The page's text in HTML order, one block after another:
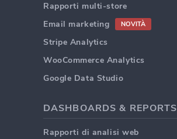
Rapporti multi-store
Email marketing
NOVITÀ
Stripe Analytics
WooCommerce Analytics
Google Data Studio
DASHBOARDS & REPORTS
Rapporti di analisi web